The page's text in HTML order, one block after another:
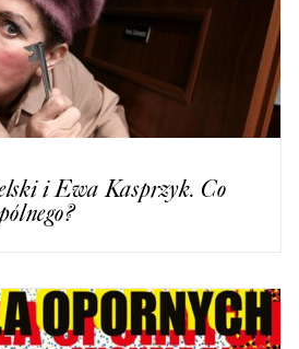
i Ewa Kasprzyk. Co